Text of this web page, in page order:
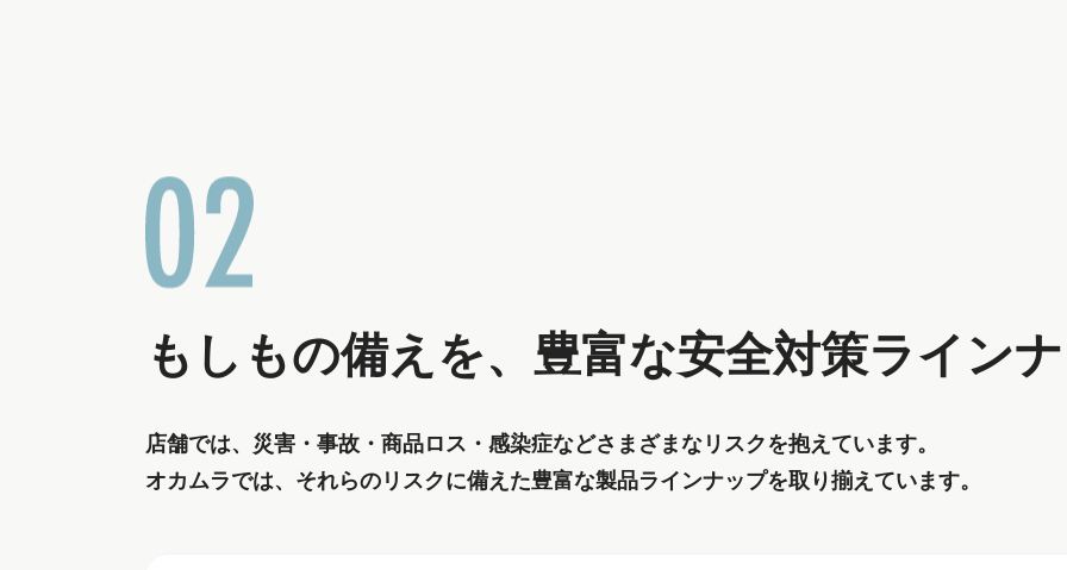
もしもの備えを、豊富な安全対策ライン
店舗では、災害・事故・商品ロス・感染症などさまざまなリスクを抱えています。
オカムラでは、それらのリスクに備えた豊富な製品ラインナップを取り揃えています。